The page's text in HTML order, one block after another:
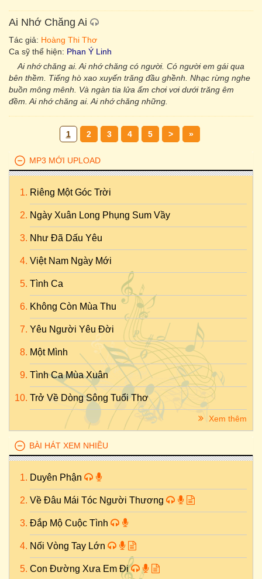
Ai Nhớ Chăng Ai
Tác giả: Hoàng Thi Thơ
Ca sỹ thể hiện: Phan Ý Linh
Ai nhớ chăng ai. Ai nhớ chăng có người. Có người em gái qua
bên thềm. Tiếng hò xao xuyến trăng đầu ghềnh. Nhạc rừng nghe
buồn mông mênh. Và ngàn tia lửa ấm chơi vơi dưới trăng êm
đềm. Ai nhớ chăng ai. Ai nhớ chăng những.
1 2 3 4 5 > »
MP3 MỚI UPLOAD
Riêng Một Góc Trời
Ngày Xuân Long Phụng Sum Vầy
Như Đã Dấu Yêu
Việt Nam Ngày Mới
Tình Ca
Không Còn Mùa Thu
Yêu Người Yêu Đời
Một Mình
Tình Ca Mùa Xuân
Trở Về Dòng Sông Tuổi Thơ
Xem thêm
BÀI HÁT XEM NHIỀU
Duyên Phận
Về Đâu Mái Tóc Người Thương
Đắp Mộ Cuộc Tình
Nối Vòng Tay Lớn
Con Đường Xưa Em Đi